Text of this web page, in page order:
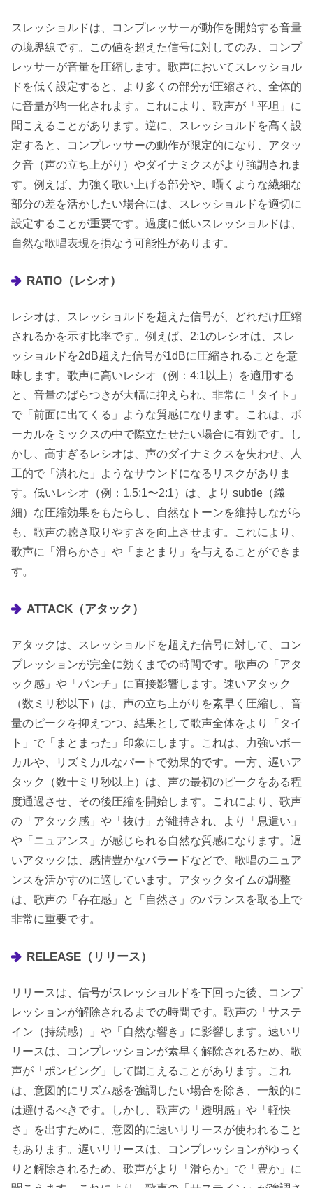
スレッショルドは、コンプレッサーが動作を開始する音量
の境界線です。この値を超えた信号に対してのみ、コンプ
レッサーが音量を圧縮します。歌声においてスレッショル
ドを低く設定すると、より多くの部分が圧縮され、全体的
に音量が均一化されます。これにより、歌声が「平坦」に
聞こえることがあります。逆に、スレッショルドを高く設
定すると、コンプレッサーの動作が限定的になり、アタッ
ク音（声の立ち上がり）やダイナミクスがより強調されま
す。例えば、力強く歌い上げる部分や、囁くような繊細な
部分の差を活かしたい場合には、スレッショルドを適切に
設定することが重要です。過度に低いスレッショルドは、
自然な歌唱表現を損なう可能性があります。
RATIO（レシオ）
レシオは、スレッショルドを超えた信号が、どれだけ圧縮
されるかを示す比率です。例えば、2:1のレシオは、スレ
ッショルドを2dB超えた信号が1dBに圧縮されることを意
味します。歌声に高いレシオ（例：4:1以上）を適用する
と、音量のばらつきが大幅に抑えられ、非常に「タイト」
で「前面に出てくる」ような質感になります。これは、ボ
ーカルをミックスの中で際立たせたい場合に有効です。し
かし、高すぎるレシオは、声のダイナミクスを失わせ、人
工的で「潰れた」ようなサウンドになるリスクがありま
す。低いレシオ（例：1.5:1〜2:1）は、より subtle（繊
細）な圧縮効果をもたらし、自然なトーンを維持しながら
も、歌声の聴き取りやすさを向上させます。これにより、
歌声に「滑らかさ」や「まとまり」を与えることができま
す。
ATTACK（アタック）
アタックは、スレッショルドを超えた信号に対して、コン
プレッションが完全に効くまでの時間です。歌声の「アタ
ック感」や「パンチ」に直接影響します。速いアタック
（数ミリ秒以下）は、声の立ち上がりを素早く圧縮し、音
量のピークを抑えつつ、結果として歌声全体をより「タイ
ト」で「まとまった」印象にします。これは、力強いボー
カルや、リズミカルなパートで効果的です。一方、遅いア
タック（数十ミリ秒以上）は、声の最初のピークをある程
度通過させ、その後圧縮を開始します。これにより、歌声
の「アタック感」や「抜け」が維持され、より「息遣い」
や「ニュアンス」が感じられる自然な質感になります。遅
いアタックは、感情豊かなバラードなどで、歌唱のニュア
ンスを活かすのに適しています。アタックタイムの調整
は、歌声の「存在感」と「自然さ」のバランスを取る上で
非常に重要です。
RELEASE（リリース）
リリースは、信号がスレッショルドを下回った後、コンプ
レッションが解除されるまでの時間です。歌声の「サステ
イン（持続感）」や「自然な響き」に影響します。速いリ
リースは、コンプレッションが素早く解除されるため、歌
声が「ポンピング」して聞こえることがあります。これ
は、意図的にリズム感を強調したい場合を除き、一般的に
は避けるべきです。しかし、歌声の「透明感」や「軽快
さ」を出すために、意図的に速いリリースが使われること
もあります。遅いリリースは、コンプレッションがゆっく
りと解除されるため、歌声がより「滑らか」で「豊か」に